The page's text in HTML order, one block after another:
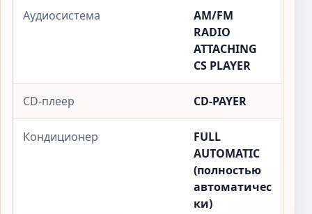
Аудиосистема
AM/FM
RADIO
ATTACHING
CS PLAYER
CD-плеер CD-PAYER
Кондиционер
FULL
AUTOMATIC
(полностью
автоматичес
ки)